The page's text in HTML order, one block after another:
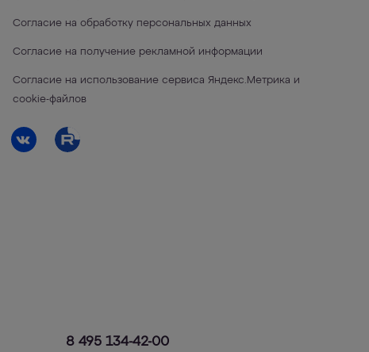
Согласие на обработку персональных данных
Согласие на получение рекламной информации
Согласие на использование сервиса Яндекс.Метрика и
cookie-файлов
8 495 134-42-00